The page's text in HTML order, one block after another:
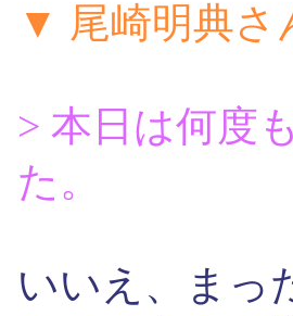
▼ 尾崎明典さ
> 本日は何度
た。
いいえ、まっ